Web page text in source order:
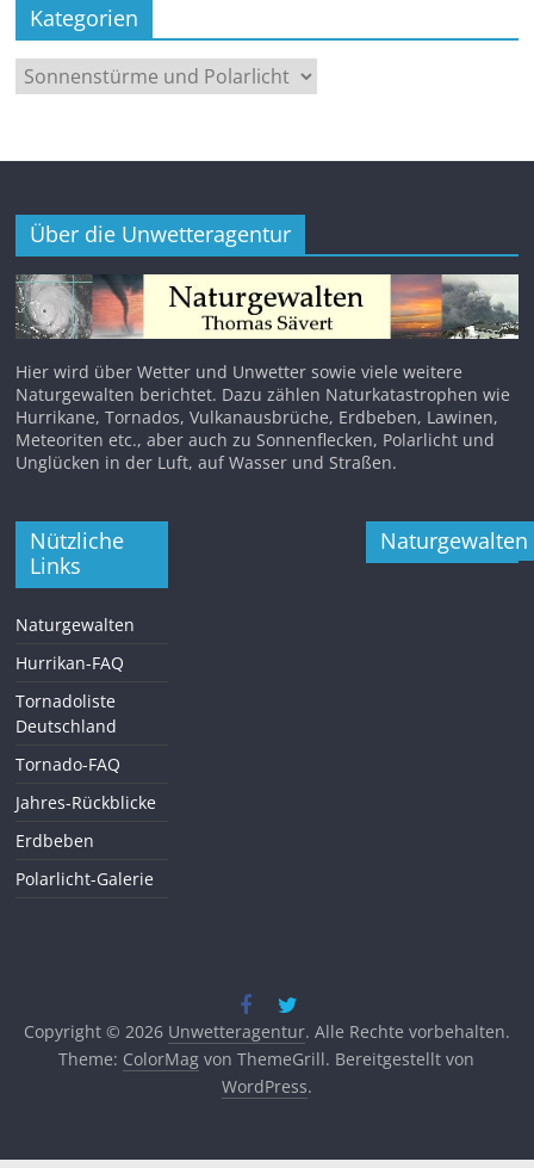
Kategorien
Kategorien
Über die Unwetteragentur
Hier wird über Wetter und Unwetter sowie viele weitere
Naturgewalten berichtet. Dazu zählen Naturkatastrophen wie
Hurrikane, Tornados, Vulkanausbrüche, Erdbeben, Lawinen,
Meteoriten etc., aber auch zu Sonnenflecken, Polarlicht und
Unglücken in der Luft, auf Wasser und Straßen.
Nützliche
Links
Naturgewalten
Hurrikan-FAQ
Tornadoliste
Deutschland
Tornado-FAQ
Jahres-Rückblicke
Erdbeben
Polarlicht-Galerie
Naturgewalten
Copyright © 2026 Unwetteragentur. Alle Rechte vorbehalten.
Theme: ColorMag von ThemeGrill. Bereitgestellt von
WordPress.